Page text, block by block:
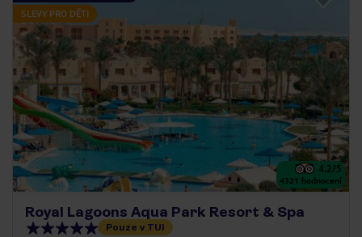
SLEVY PRO DĚTI
4.2/5
4321 hodnocení
Royal Lagoons Aqua Park Resort & Spa
Pouze v TUI